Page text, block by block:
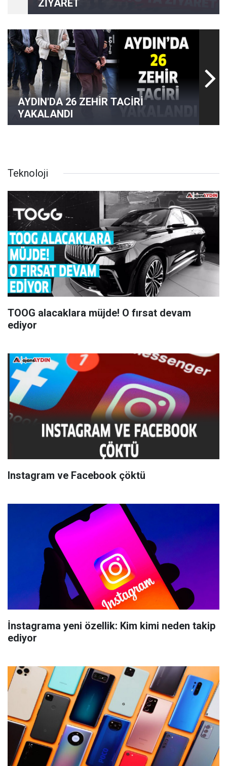
ZİYARET
AYDIN'DA 26 ZEHİR TACİRİ
YAKALANDI
Teknoloji
TOOG alacaklara müjde! O fırsat devam
ediyor
Instagram ve Facebook çöktü
İnstagrama yeni özellik: Kim kimi neden takip
ediyor